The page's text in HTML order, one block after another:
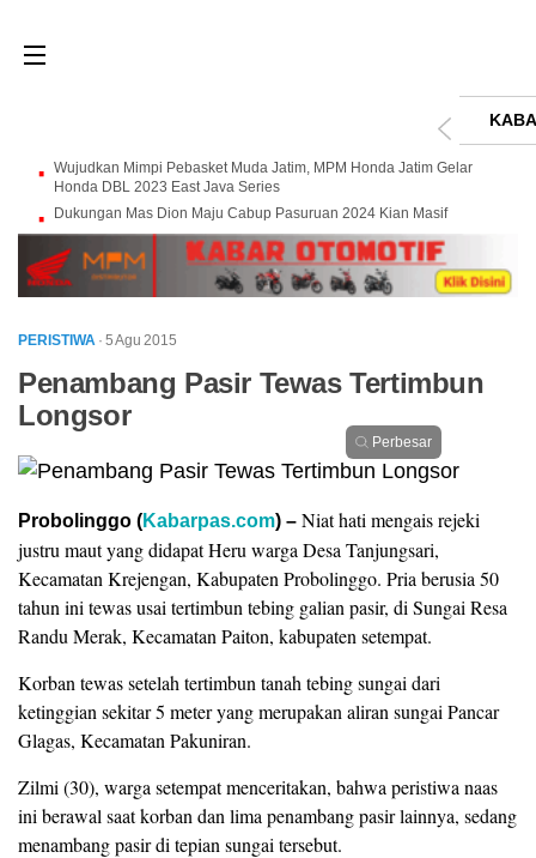
Wujudkan Mimpi Pebasket Muda Jatim, MPM Honda Jatim Gelar
Honda DBL 2023 East Java Series
Dukungan Mas Dion Maju Cabup Pasuruan 2024 Kian Masif
PERISTIWA · 5 Agu 2015
Penambang Pasir Tewas Tertimbun
Longsor
Perbesar
Probolinggo (Kabarpas.com) – Niat hati mengais rejeki
justru maut yang didapat Heru warga Desa Tanjungsari,
Kecamatan Krejengan, Kabupaten Probolinggo. Pria berusia 50
tahun ini tewas usai tertimbun tebing galian pasir, di Sungai Resa
Randu Merak, Kecamatan Paiton, kabupaten setempat.
Korban tewas setelah tertimbun tanah tebing sungai dari
ketinggian sekitar 5 meter yang merupakan aliran sungai Pancar
Glagas, Kecamatan Pakuniran.
Zilmi (30), warga setempat menceritakan, bahwa peristiwa naas
ini berawal saat korban dan lima penambang pasir lainnya, sedang
menambang pasir di tepian sungai tersebut.